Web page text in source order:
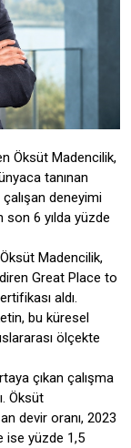
Öksüt Madencilik,
tanınan
deneyimi
son 6 yılda yüzde
Madencilik,
Great Place to
aldı.
bu küresel
ölçekte
çıkan çalışma
Öksüt
devir oranı, 2023
ise yüzde 1,5